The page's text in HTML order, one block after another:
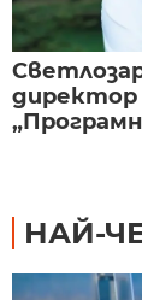
директор
НАЙ-